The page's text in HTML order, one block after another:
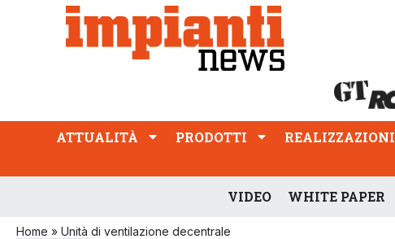
ATTUALITÀ PRODOTTI REALIZZAZIONI
PROFESSIONE
ATTUALITÀ PRODOTTI REALIZZAZIONI
VIDEO WHITE PAPER
Home » Unità di ventilazione decentrale